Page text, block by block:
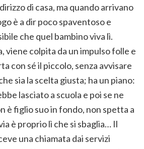
di casa, ma quando arrivano
è a dir poco spaventoso e
che quel bambino viva lì.
viene colpita da un impulso folle e
con sé il piccolo, senza avvisare
sia la scelta giusta; ha un piano:
lasciato a scuola e poi se ne
è figlio suo in fondo, non spetta a
è proprio lì che si sbaglia… Il
una chiamata dai servizi